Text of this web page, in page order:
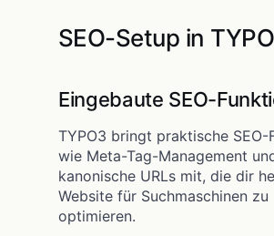
SEO-Setup in
Eingebaute SEO-
TYPO3 bringt praktische SEO-
wie Meta-Tag-Management
kanonische URLs mit, die dir
Website für Suchmaschinen zu
optimieren.